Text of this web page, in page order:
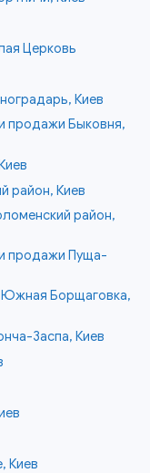
Церковь
Киев
продажи Быковня,
район, Киев
район,
продажи Пуща-
Южная Борщаговка,
Заспа, Киев
Киев